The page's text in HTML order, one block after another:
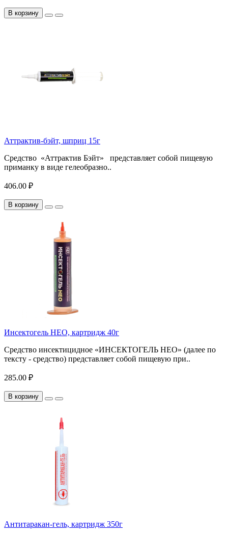
В корзину
Аттрактив-бэйт, шприц 15г
Средство «Аттрактив Бэйт» представляет собой пищевую
приманку в виде гелеобразно..
406.00 ₽
В корзину
Инсектогель НЕО, картридж 40г
Средство инсектицидное «ИНСЕКТОГЕЛЬ НЕО» (далее по
тексту - средство) представляет собой пищевую при..
285.00 ₽
В корзину
Антитаракан-гель, картридж 350г